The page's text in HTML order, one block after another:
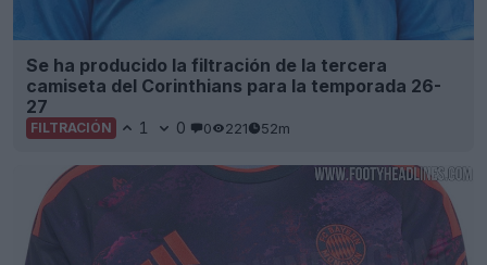
Se ha producido la filtración de la tercera
camiseta del Corinthians para la temporada 26-
27
FILTRACIÓN 1 0 0 221 52m